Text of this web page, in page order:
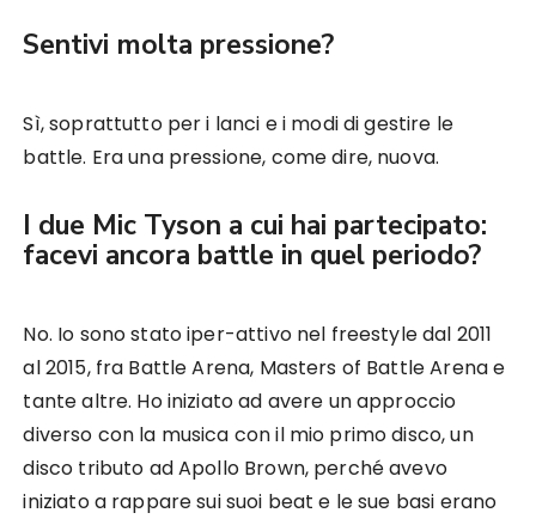
Sentivi molta pressione?
Sì, soprattutto per i lanci e i modi di gestire le
battle. Era una pressione, come dire, nuova.
I due Mic Tyson a cui hai partecipato:
facevi ancora battle in quel periodo?
No. Io sono stato iper-attivo nel freestyle dal 2011
al 2015, fra Battle Arena, Masters of Battle Arena e
tante altre. Ho iniziato ad avere un approccio
diverso con la musica con il mio primo disco, un
disco tributo ad Apollo Brown, perché avevo
iniziato a rappare sui suoi beat e le sue basi erano